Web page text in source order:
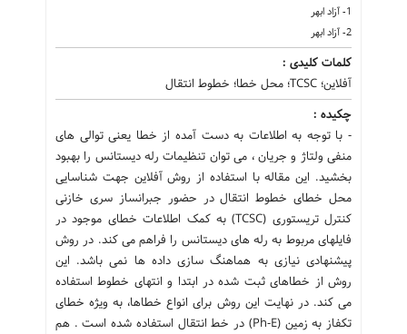
1- آزاد ابهر
2- آزاد ابهر
کلمات کلیدی :
آفلاین؛ TCSC؛ محل خطا؛ خطوط انتقال
چکیده :
- با توجه به اطلاعات به دست آمده از خطا یعنی توالی های
منفی ولتاژ و جریان ، می توان تنظیمات رله دیستانس را بهبود
بخشید. این مقاله با استفاده از روش آفلاین جهت شناسایی
محل خطای خطوط انتقال در حضور جبرانساز سری خازنی
کنترل تریستوری (TCSC) به کمک اطلاعات خطای موجود در
فایلهای مربوط به رله های دیستانس را فراهم می کند. در روش
پیشنهادی نیازی به هماهنگ سازی داده ها نمی باشد. این
روش از خطاهای ثبت شده در ابتدا و انتهای خطوط استفاده
می کند. در نهایت این روش برای انواع خطاها، به ویژه خطای
تکفاز به زمین (Ph-E) در خط انتقال استفاده شده است . هم